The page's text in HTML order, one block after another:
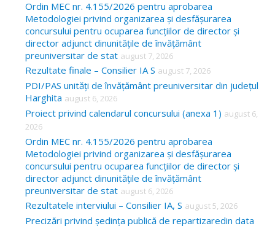
o
r
Ordin MEC nr. 4.155/2026 pentru aprobarea
Metodologiei privind organizarea și desfășurarea
concursului pentru ocuparea funcțiilor de director și
director adjunct dinunitățile de învățământ
preuniversitar de stat august 7, 2026
Rezultate finale – Consilier IA S august 7, 2026
PDI/PAS unități de învățământ preuniversitar din județul
Harghita august 6, 2026
Proiect privind calendarul concursului (anexa 1) august 6,
2026
Ordin MEC nr. 4.155/2026 pentru aprobarea
Metodologiei privind organizarea și desfășurarea
concursului pentru ocuparea funcțiilor de director și
director adjunct dinunitățile de învățământ
preuniversitar de stat august 6, 2026
Rezultatele interviului – Consilier IA, S august 5, 2026
Precizări privind ședința publică de repartizaredin data